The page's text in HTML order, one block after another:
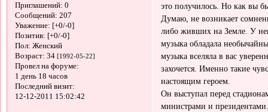
Приглашений: 0
Сообщений: 207
Уважение: [+0/-0]
Позитив: [+0/-0]
Пол: Женский
Возраст: 34 [1992-05-22]
Провел на форуме:
1 день 18 часов
Последний визит:
12-12-2011 15:02:42
это получилось. Но как вы
Думаю, не возникает
либо живших на Земле. У
музыка обладала
музыка вселяла в вас
захочется. Именно такие
настоящим героем.
Он выступал перед
министрами и